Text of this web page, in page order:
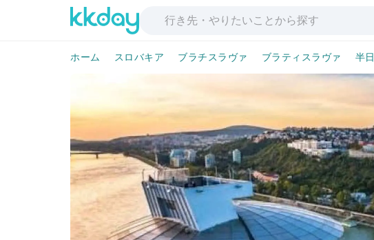
ホーム スロバキア ブラチスラヴァ ブラティスラヴァ 半